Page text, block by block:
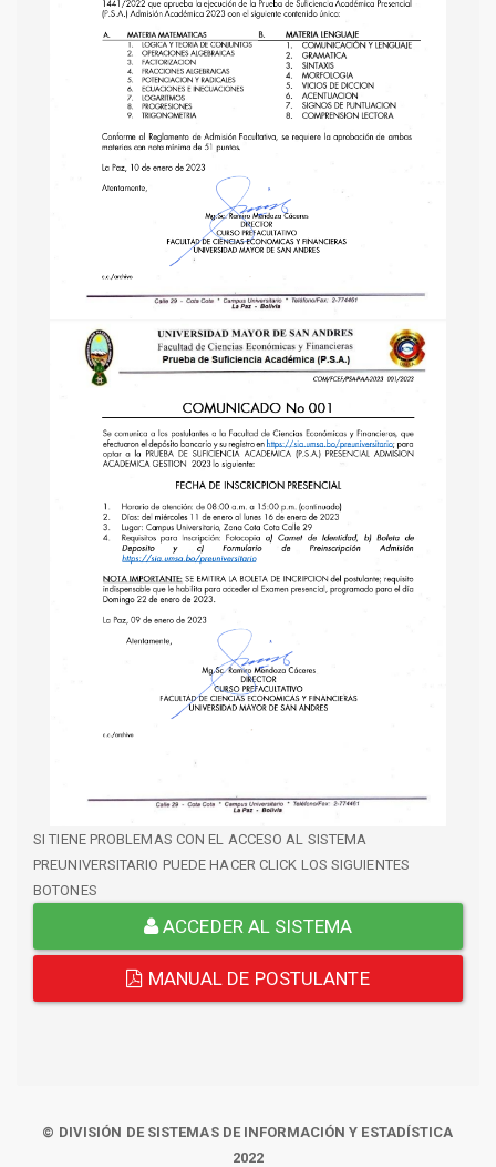
SI TIENE PROBLEMAS CON EL ACCESO AL SISTEMA
PREUNIVERSITARIO PUEDE HACER CLICK LOS SIGUIENTES
BOTONES
ACCEDER AL SISTEMA
MANUAL DE POSTULANTE
© DIVISIÓN DE SISTEMAS DE INFORMACIÓN Y ESTADÍSTICA
2022